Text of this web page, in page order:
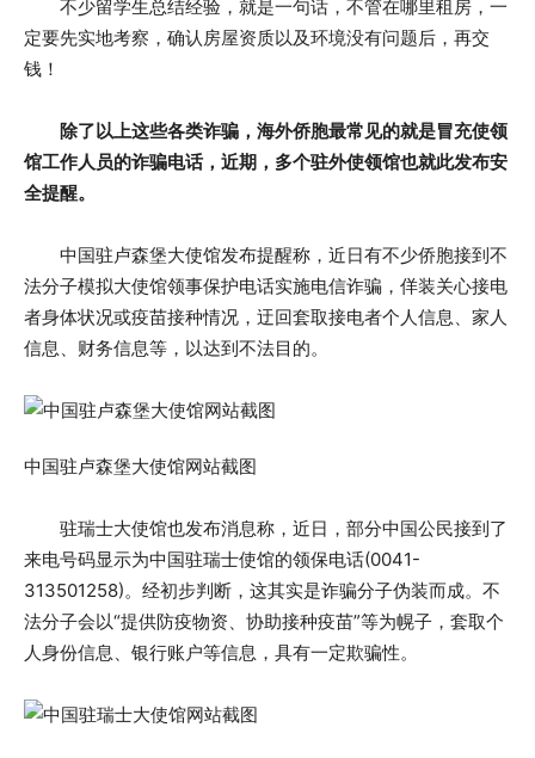
不少留学生总结经验，就是一句话，不管在哪里租房，一
定要先实地考察，确认房屋资质以及环境没有问题后，再交
钱！
除了以上这些各类诈骗，海外侨胞最常见的就是冒充使领
馆工作人员的诈骗电话，近期，多个驻外使领馆也就此发布安
全提醒。
中国驻卢森堡大使馆发布提醒称，近日有不少侨胞接到不
法分子模拟大使馆领事保护电话实施电信诈骗，佯装关心接电
者身体状况或疫苗接种情况，迂回套取接电者个人信息、家人
信息、财务信息等，以达到不法目的。
中国驻卢森堡大使馆网站截图
驻瑞士大使馆也发布消息称，近日，部分中国公民接到了
来电号码显示为中国驻瑞士使馆的领保电话(0041-
313501258)。经初步判断，这其实是诈骗分子伪装而成。不
法分子会以“提供防疫物资、协助接种疫苗”等为幌子，套取个
人身份信息、银行账户等信息，具有一定欺骗性。